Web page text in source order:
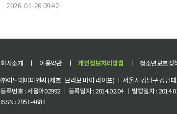
2026-01-26 09:42
회사소개 ㅣ 이용약관 ㅣ 개인정보처리방침 ㅣ 청소년보호정
㈜이투데이피엔씨 (제호 : 브라보 마이 라이프) ㅣ 서울시 강남구 강
등록번호 : 서울아02992 ㅣ 등록일자 : 2014.02.04 ㅣ 발행일자 :
ISSN : 2951-4681